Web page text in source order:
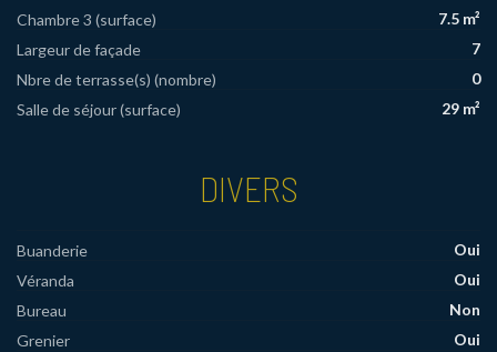
Chambre 3 (surface)
7.5 m²
Largeur de façade
7
Nbre de terrasse(s) (nombre)
0
Salle de séjour (surface)
29 m²
DIVERS
Buanderie
Oui
Véranda
Oui
Bureau
Non
Grenier
Oui